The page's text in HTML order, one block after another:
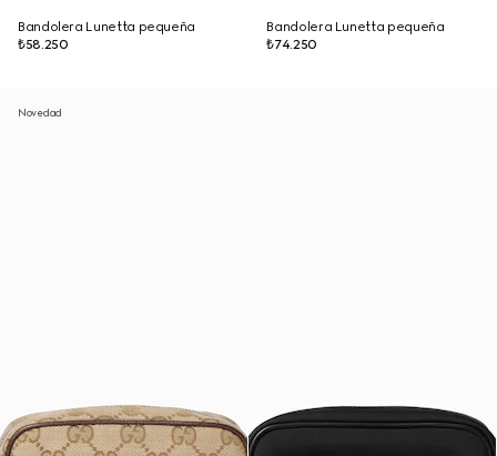
Bandolera Lunetta pequeña
₺58.250
Bandolera Lunetta pequeña
₺74.250
Novedad